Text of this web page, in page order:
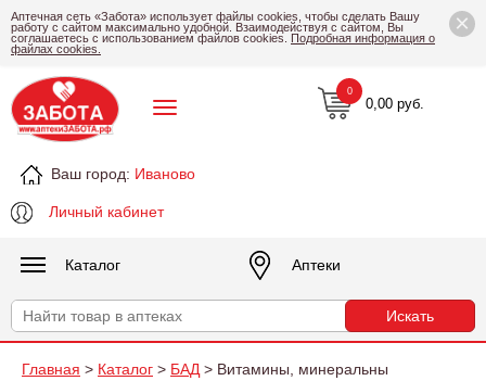
×
Аптечная сеть «Забота» использует файлы cookies, чтобы сделать Вашу
работу с сайтом максимально удобной. Взаимодействуя с сайтом, Вы
соглашаетесь с использованием файлов cookies. Подробная информация о
файлах cookies.
Ваш город: Иваново
Личный кабинет
0,00 руб.
0
Каталог Аптеки
Главная > Каталог > БАД > Витамины, минеральны